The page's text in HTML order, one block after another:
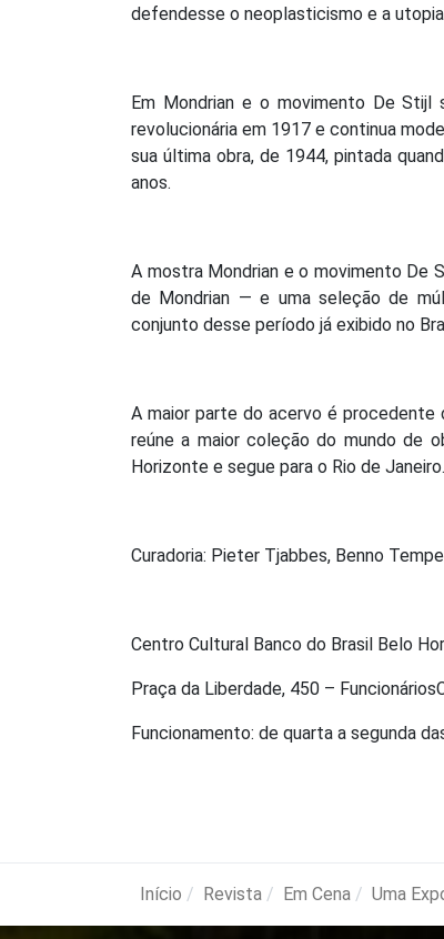
defendesse o neoplasticismo e a
Em Mondrian e o movimento De
revolucionária em 1917 e continua
sua última obra, de 1944, pintada
anos.
A mostra Mondrian e o movimento De
de Mondrian — e uma seleção de
conjunto desse período já exibido no
A maior parte do acervo é procedente
reúne a maior coleção do mundo de
Horizonte e segue para o Rio de Janeiro.
Curadoria: Pieter Tjabbes, Benno
Centro Cultural Banco do Brasil Belo
Praça da Liberdade, 450 –
Funcionamento: de quarta a segunda
Início Revista Em Cena Uma